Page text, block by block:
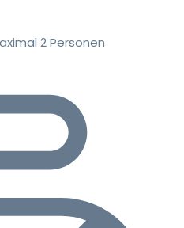
2 Personen